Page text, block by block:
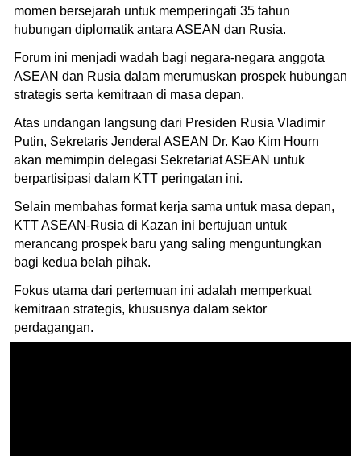
momen bersejarah untuk memperingati 35 tahun
hubungan diplomatik antara ASEAN dan Rusia.
Forum ini menjadi wadah bagi negara-negara anggota
ASEAN dan Rusia dalam merumuskan prospek hubungan
strategis serta kemitraan di masa depan.
Atas undangan langsung dari Presiden Rusia Vladimir
Putin, Sekretaris Jenderal ASEAN Dr. Kao Kim Hourn
akan memimpin delegasi Sekretariat ASEAN untuk
berpartisipasi dalam KTT peringatan ini.
Selain membahas format kerja sama untuk masa depan,
KTT ASEAN-Rusia di Kazan ini bertujuan untuk
merancang prospek baru yang saling menguntungkan
bagi kedua belah pihak.
Fokus utama dari pertemuan ini adalah memperkuat
kemitraan strategis, khususnya dalam sektor
perdagangan.